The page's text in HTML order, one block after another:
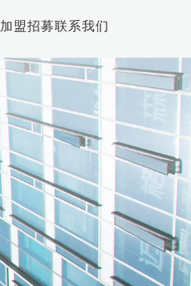
加盟招募联系我们